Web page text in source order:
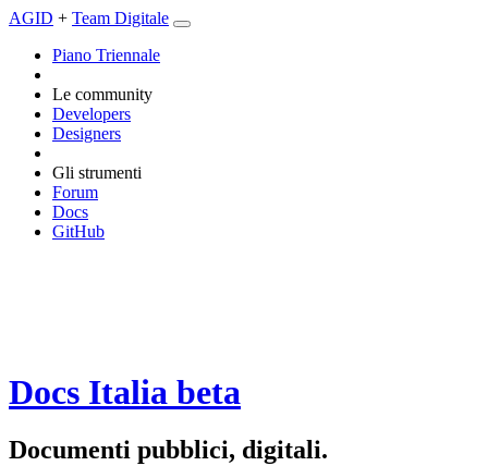
AGID + Team Digitale
Piano Triennale
Le community
Developers
Designers
Gli strumenti
Forum
Docs
GitHub
Docs Italia beta
Documenti pubblici, digitali.